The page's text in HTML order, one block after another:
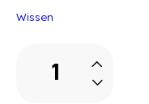
Wissen